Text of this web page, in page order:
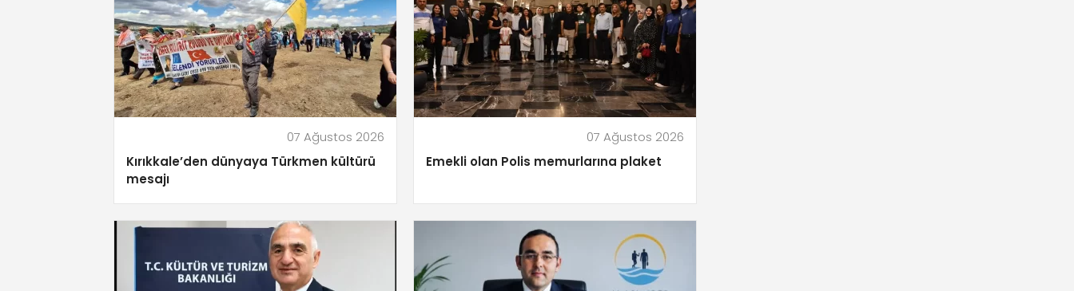
07 Ağustos 2026
Kırıkkale’den dünyaya Türkmen kültürü
mesajı
07 Ağustos 2026
Emekli olan Polis memurlarına plaket